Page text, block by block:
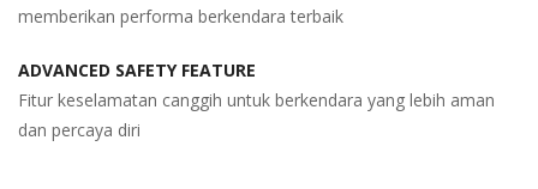
memberikan performa berkendara terbaik
ADVANCED SAFETY FEATURE
Fitur keselamatan canggih untuk berkendara yang lebih aman
dan percaya diri